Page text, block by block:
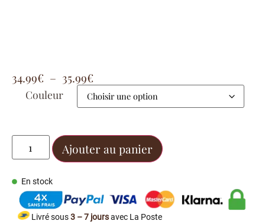
34.99€ – 35.99€
Couleur
Ajouter au panier
En stock
Livré sous3 – 7 joursavec La Poste